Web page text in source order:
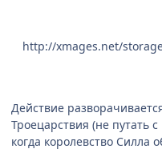
http://xmages.net/
Действие
Троецарствия (не путать
когда королевство Силла